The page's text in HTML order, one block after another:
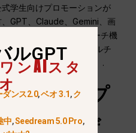
学生向けプロモーションが
GPT、Claude、Gemini、画
のようなリサーチ機
GlobalGPTのようなマルチ
が適しているでしょう。.
当惑’無料プ
ルユーザ
ルGPT
ンAIスタ
ダンス2.0,ベオ 3.1,ク
中,Seedream 5.0 Pro,